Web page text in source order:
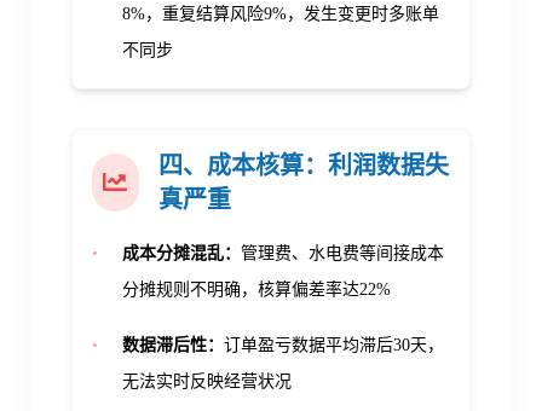
8%，重复结算风险9%，发生变更时多账单
不同步
四、成本核算： 利润数据失
真严重
• 成本分摊混乱： 管理费、水电费等间接成本
分摊规则不明确，核算偏差率达22%
• 数据滞后性： 订单盈亏数据平均滞后30天，
无法实时反映经营状况